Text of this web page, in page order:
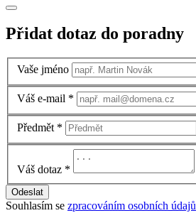
Přidat dotaz do poradny
Vaše jméno
Váš e-mail *
Předmět *
Váš dotaz *
Odeslat
Souhlasím se zpracováním osobních údajů